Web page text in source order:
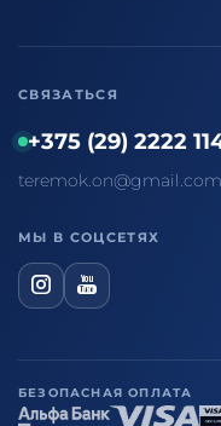
СВЯЗАТЬСЯ
+375 (29) 2222
teremok.on@gmail.com
МЫ В СОЦСЕТЯХ
БЕЗОПАСНАЯ ОПЛАТА